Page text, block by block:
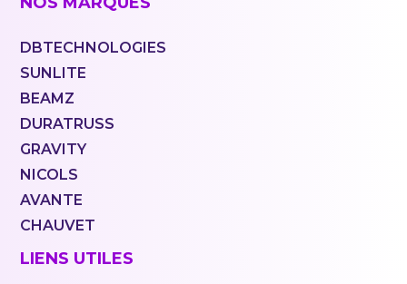
DBTECHNOLOGIES
SUNLITE
BEAMZ
DURATRUSS
GRAVITY
NICOLS
AVANTE
CHAUVET
LIENS UTILES